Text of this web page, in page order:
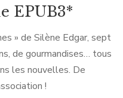
EPUB3*
» de Silène Edgar, sept
de gourmandises… tous
les nouvelles. De
!